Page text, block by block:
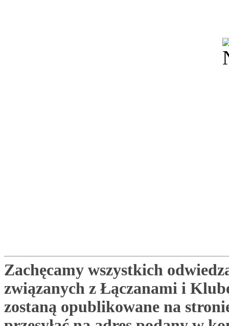
Zachęcamy wszystkich
związanych z Łączanami i
zostaną opublikowane na